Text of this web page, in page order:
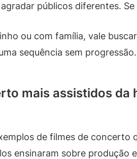
públicos diferentes.
ou com família, vale
sequência sem progressão.
mais assistidos
de filmes de concerto
ensinaram sobre produção